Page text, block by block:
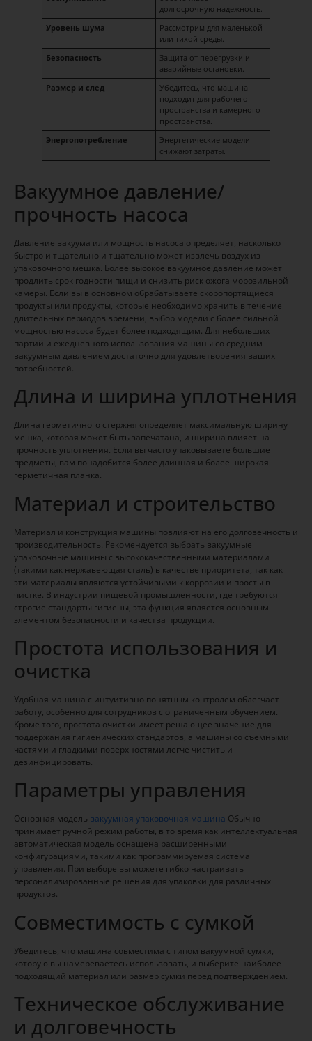
долгосрочную надежность.
Уровень шума
Рассмотрим для маленькой
или тихой среды.
Безопасность
Защита от перегрузки и
аварийные остановки.
Размер и след
Убедитесь, что машина
подходит для рабочего
пространства и камерного
пространства.
Энергопотребление
Энергетические модели
снижают затраты.
Вакуумное давление/
прочность насоса
Давление вакуума или мощность насоса определяет, насколько
быстро и тщательно и тщательно может извлечь воздух из
упаковочного мешка. Более высокое вакуумное давление может
продлить срок годности пищи и снизить риск ожога морозильной
камеры. Если вы в основном обрабатываете скоропортящиеся
продукты или продукты, которые необходимо хранить в течение
длительных периодов времени, выбор модели с более сильной
мощностью насоса будет более подходящим. Для небольших
партий и ежедневного использования машины со средним
вакуумным давлением достаточно для удовлетворения ваших
потребностей.
Длина и ширина уплотнения
Длина герметичного стержня определяет максимальную ширину
мешка, которая может быть запечатана, и ширина влияет на
прочность уплотнения. Если вы часто упаковываете большие
предметы, вам понадобится более длинная и более широкая
герметичная планка.
Материал и строительство
Материал и конструкция машины повлияют на его долговечность и
производительность. Рекомендуется выбрать вакуумные
упаковочные машины с высококачественными материалами
(такими как нержавеющая сталь) в качестве приоритета, так как
эти материалы являются устойчивыми к коррозии и просты в
чистке. В индустрии пищевой промышленности, где требуются
строгие стандарты гигиены, эта функция является основным
элементом безопасности и качества продукции.
Простота использования и
очистка
Удобная машина с интуитивно понятным контролем облегчает
работу, особенно для сотрудников с ограниченным обучением.
Кроме того, простота очистки имеет решающее значение для
поддержания гигиенических стандартов, а машины со съемными
частями и гладкими поверхностями легче чистить и
дезинфицировать.
Параметры управления
Основная модель вакуумная упаковочная машина Обычно
принимает ручной режим работы, в то время как интеллектуальная
автоматическая модель оснащена расширенными
конфигурациями, такими как программируемая система
управления. При выборе вы можете гибко настраивать
персонализированные решения для упаковки для различных
продуктов.
Совместимость с сумкой
Убедитесь, что машина совместима с типом вакуумной сумки,
которую вы намереваетесь использовать, и выберите наиболее
подходящий материал или размер сумки перед подтверждением.
Техническое обслуживание
и долговечность